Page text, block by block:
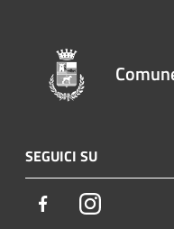
SEGUICI SU
FacebookInstagram